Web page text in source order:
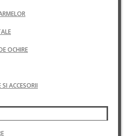
OCHIRE
ACCESORII